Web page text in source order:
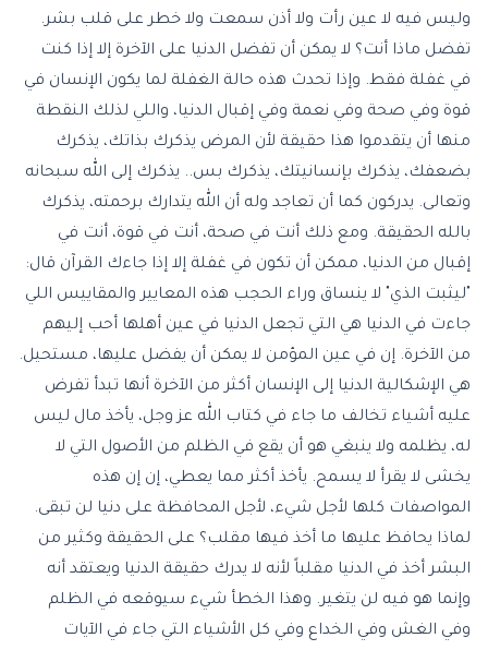
وليس فيه لا عين رأت ولا أذن سمعت ولا خطر على قلب بشر.
تفضل ماذا أنت؟ لا يمكن أن تفضل الدنيا على الآخرة إلا إذا كنت
في غفلة فقط. وإذا تحدث هذه حالة الغفلة لما يكون الإنسان في
قوة وفي صحة وفي نعمة وفي إقبال الدنيا، واللي لذلك النقطة
منها أن يتقدموا هذا حقيقة لأن المرض يذكرك بذاتك، يذكرك
بضعفك، يذكرك بإنسانيتك، يذكرك بس.. يذكرك إلى الله سبحانه
وتعالى. يدركون كما أن تعاجد وله أن الله يتدارك برحمته، يذكرك
بالله الحقيقة. ومع ذلك أنت في صحة، أنت في قوة، أنت في
إقبال من الدنيا، ممكن أن تكون في غفلة إلا إذا جاءك القرآن قال:
"ليثبت الذي" لا ينساق وراء الحجب هذه المعايير والمقاييس اللي
جاءت في الدنيا هي التي تجعل الدنيا في عين أهلها أحب إليهم
من الآخرة. إن في عين المؤمن لا يمكن أن يفضل عليها، مستحيل.
هي الإشكالية الدنيا إلى الإنسان أكثر من الآخرة أنها تبدأ تفرض
عليه أشياء تخالف ما جاء في كتاب الله عز وجل، يأخذ مال ليس
له، يظلمه ولا ينبغي هو أن يقع في الظلم من الأصول التي لا
يخشى لا يقرأ لا يسمح. يأخذ أكثر مما يعطي، إن إن هذه
المواصفات كلها لأجل شيء، لأجل المحافظة على دنيا لن تبقى.
لماذا يحافظ عليها ما أخذ فيها مقلب؟ على الحقيقة وكثير من
البشر أخذ في الدنيا مقلباً لأنه لا يدرك حقيقة الدنيا ويعتقد أنه
وإنما هو فيه لن يتغير. وهذا الخطأ شيء سيوقعه في الظلم
وفي الغش وفي الخداع وفي كل الأشياء التي جاء في الآيات